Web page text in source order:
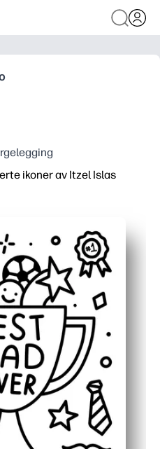
ikoner av Itzel Islas
ikoner lar barna lage kort,
og fokus mens du gir
holder fargene lyse og